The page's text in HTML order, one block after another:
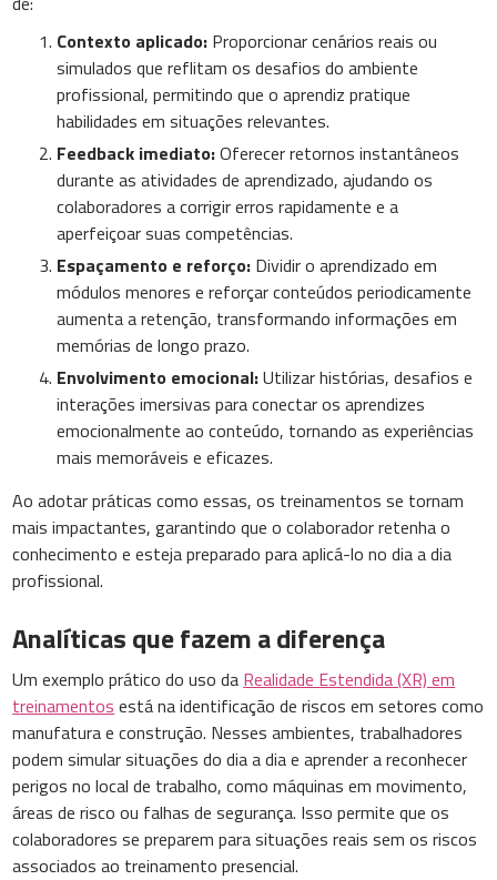
Contexto aplicado: Proporcionar cenários reais ou
simulados que reflitam os desafios do ambiente
profissional, permitindo que o aprendiz pratique
habilidades em situações relevantes.
Feedback imediato:Oferecer retornos instantâneos
durante as atividades de aprendizado, ajudando os
colaboradores a corrigir erros rapidamente e a
aperfeiçoar suas competências.
Espaçamento e reforço: Dividir o aprendizado em
módulos menores e reforçar conteúdos periodicamente
aumenta a retenção, transformando informações em
memórias de longo prazo.
Envolvimento emocional:Utilizar histórias, desafios e
interações imersivas para conectar os aprendizes
emocionalmente ao conteúdo, tornando as experiências
mais memoráveis e eficazes.
Ao adotar práticas como essas, os treinamentos se tornam
mais impactantes, garantindo que o colaborador retenha o
conhecimento e esteja preparado para aplicá-lo no dia a dia
profissional.
Analíticas que fazem a diferença
Um exemplo prático do uso da Realidade Estendida (XR) em
treinamentos está na identificação de riscos em setores como
manufatura e construção. Nesses ambientes, trabalhadores
podem simular situações do dia a dia e aprender a reconhecer
perigos no local de trabalho, como máquinas em movimento,
áreas de risco ou falhas de segurança. Isso permite que os
colaboradores se preparem para situações reais sem os riscos
associados ao treinamento presencial.